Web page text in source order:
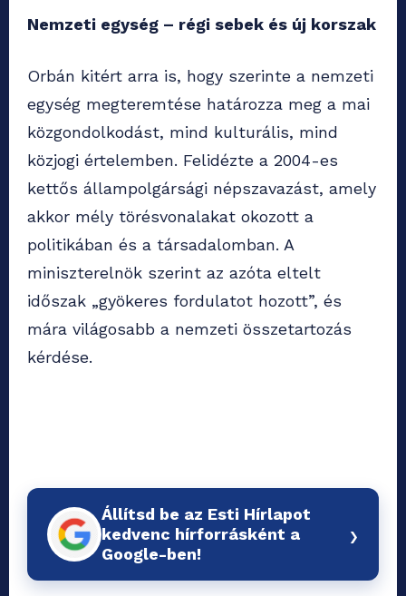
Nemzeti egység – régi sebek és új korszak
Orbán kitért arra is, hogy szerinte a nemzeti
egység megteremtése határozza meg a mai
közgondolkodást, mind kulturális, mind
közjogi értelemben. Felidézte a 2004-es
kettős állampolgársági népszavazást, amely
akkor mély törésvonalakat okozott a
politikában és a társadalomban. A
miniszterelnök szerint az azóta eltelt
időszak „gyökeres fordulatot hozott”, és
mára világosabb a nemzeti összetartozás
kérdése.
Állítsd be az Esti Hírlapot
kedvenc hírforrásként a
Google-ben!
›